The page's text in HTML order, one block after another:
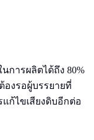
การผลิตได้ถึง 80%
องรอผู้บรรยายที่
ก้ไขเสียงดิบอีกต่อ